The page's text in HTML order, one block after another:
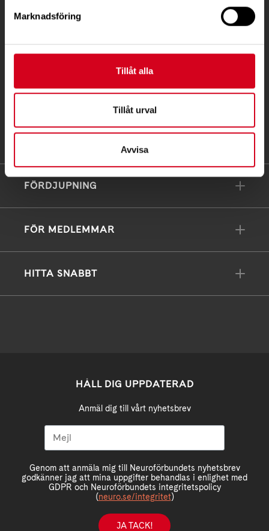
Marknadsföring
Tillåt alla
Tillåt urval
Avvisa
171 04 Solna
PG 90 10 07-5 | BG 901-0075 | Swishgåva 90 100
75 | Organisationsnummer 802002-3605
Till kontaktsidan
FÖRDJUPNING
FÖR MEDLEMMAR
HITTA SNABBT
HÅLL DIG UPPDATERAD
Anmäl dig till vårt nyhetsbrev
Genom att anmäla mig till Neuroförbundets nyhetsbrev
godkänner jag att mina uppgifter behandlas i enlighet med
GDPR och Neuroförbundets integritetspolicy
(neuro.se/integritet)
JA TACK!